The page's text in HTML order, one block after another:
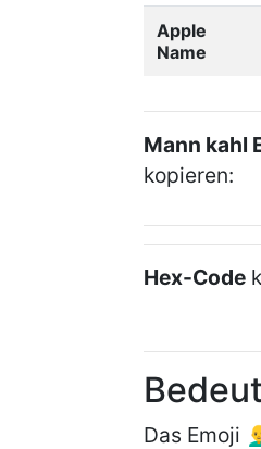
Apple
Name
Mann kahl
kopieren:
Hex-Code
Das Emoji